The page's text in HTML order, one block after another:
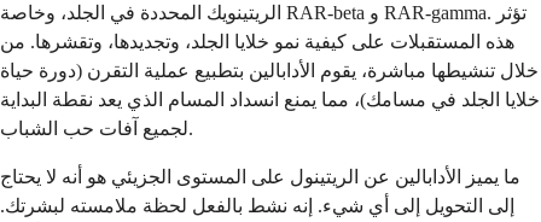
الريتينويك المحددة في الجلد، وخاصة RAR-beta و RAR-gamma. تؤثر
هذه المستقبلات على كيفية نمو خلايا الجلد، وتجديدها، وتقشرها. من
خلال تنشيطها مباشرة، يقوم الأدابالين بتطبيع عملية التقرن (دورة حياة
خلايا الجلد في مسامك)، مما يمنع انسداد المسام الذي يعد نقطة البداية
لجميع آفات حب الشباب.
ما يميز الأدابالين عن الريتينول على المستوى الجزيئي هو أنه لا يحتاج
إلى التحويل إلى أي شيء. إنه نشط بالفعل لحظة ملامسته لبشرتك.